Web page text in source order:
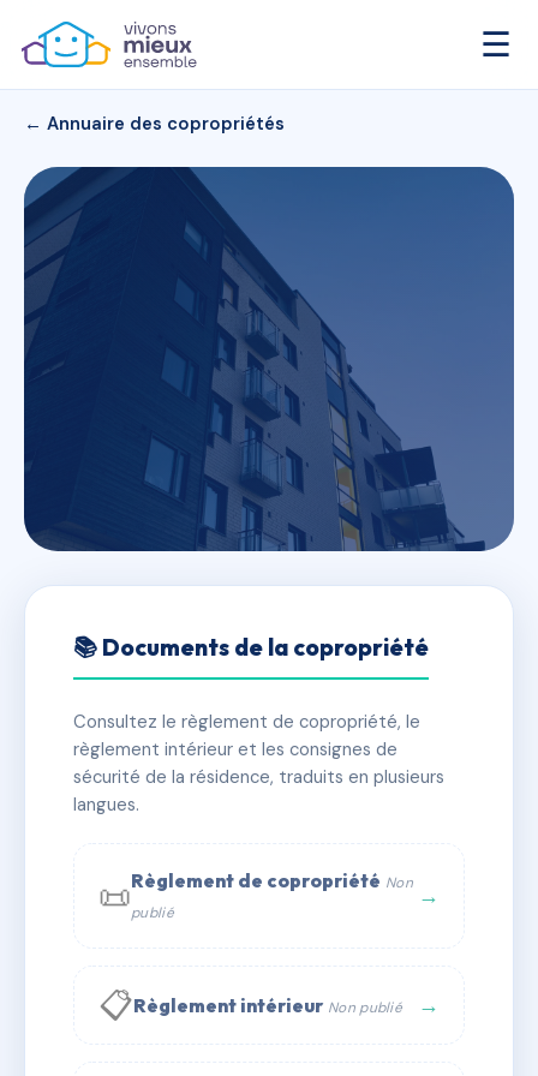
☰
← Annuaire des copropriétés
SDC 5-7 SAINT FIACRE
✓ Immatriculée 🏠 224 lots 🏗 1 bâtiment(s)
📞 Contacter Syndic Digital
📚 Documents de la copropriété
Consultez le règlement de copropriété, le
règlement intérieur et les consignes de
sécurité de la résidence, traduits en plusieurs
langues.
📜Règlement de copropriété Non
publié
→
📋Règlement intérieur Non publié →